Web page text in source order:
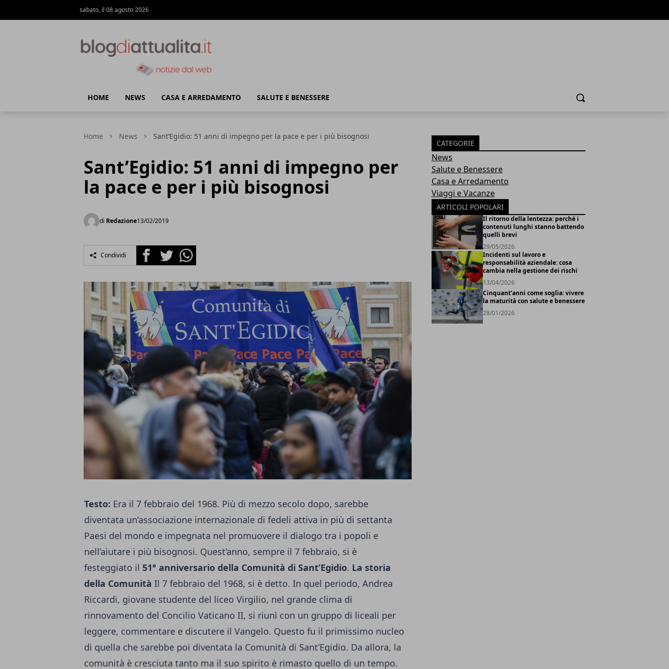
sabato, il 08 agosto 2026
HOME NEWS CASA E ARREDAMENTO SALUTE E BENESSERE Cerca
Home News Sant’Egidio: 51 anni di impegno per la pace e per i più bisognosi
Sant’Egidio: 51 anni di impegno per
la pace e per i più bisognosi
di Redazione13/02/2019
Condividi FacebookTwitterWhatsapp
Testo: Era il 7 febbraio del 1968. Più di mezzo secolo dopo, sarebbe
diventata un’associazione internazionale di fedeli attiva in più di settanta
Paesi del mondo e impegnata nel promuovere il dialogo tra i popoli e
nell’aiutare i più bisognosi. Quest’anno, sempre il 7 febbraio, si è
festeggiato il 51° anniversario della Comunità di Sant’Egidio. La storia
della Comunità Il 7 febbraio del 1968, si è detto. In quel periodo, Andrea
Riccardi, giovane studente del liceo Virgilio, nel grande clima di
rinnovamento del Concilio Vaticano II, si riunì con un gruppo di liceali per
leggere, commentare e discutere il Vangelo. Questo fu il primissimo nucleo
di quella che sarebbe poi diventata la Comunità di Sant’Egidio. Da allora, la
comunità è cresciuta tanto ma il suo spirito è rimasto quello di un tempo.
CATEGORIE
News
Salute e Benessere
Casa e Arredamento
Viaggi e Vacanze
ARTICOLI POPOLARI
Il ritorno della lentezza: perché i
contenuti lunghi stanno battendo
quelli brevi
29/05/2026
Incidenti sul lavoro e
responsabilità aziendale: cosa
cambia nella gestione dei rischi
13/04/2026
Cinquant’anni come soglia: vivere
la maturità con salute e benessere
28/01/2026